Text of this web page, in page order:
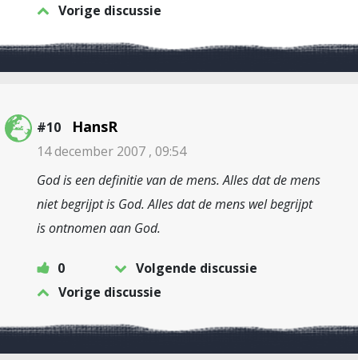
Vorige discussie
#10 HansR
14 december 2007 , 09:54
God is een definitie van de mens. Alles dat de mens
niet begrijpt is God. Alles dat de mens wel begrijpt
is ontnomen aan God.
0
Volgende discussie
Vorige discussie